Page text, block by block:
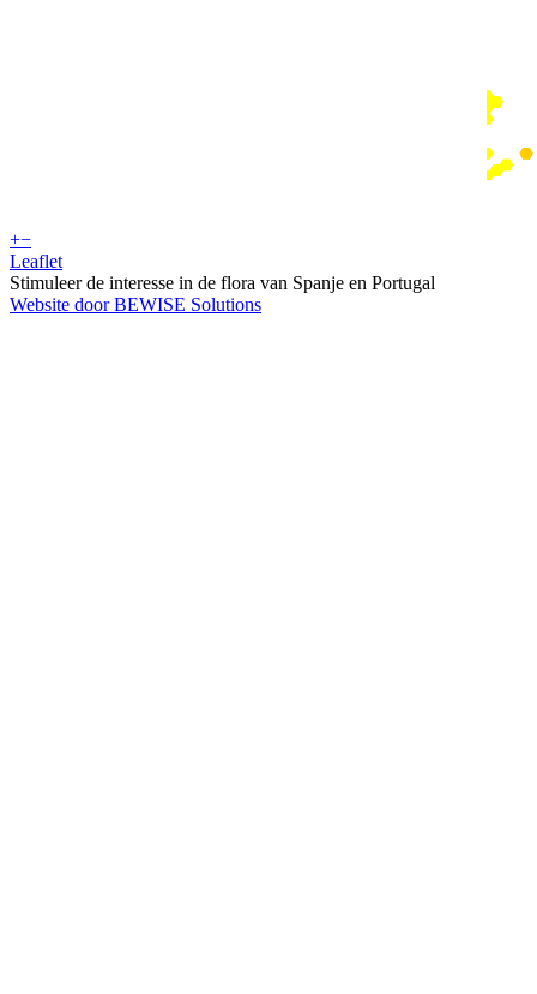
+−
Leaflet
Stimuleer de interesse in de flora van Spanje en Portugal
Website door BEWISE Solutions